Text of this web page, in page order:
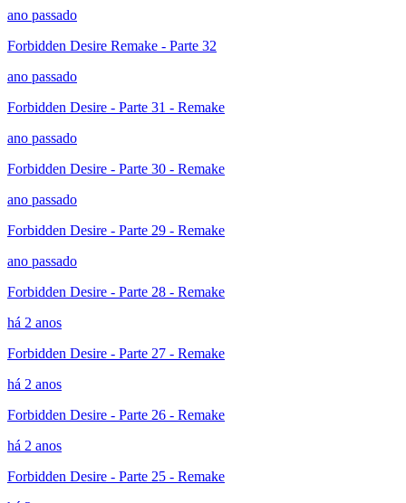
ano passado
Forbidden Desire Remake - Parte 32
ano passado
Forbidden Desire - Parte 31 - Remake
ano passado
Forbidden Desire - Parte 30 - Remake
ano passado
Forbidden Desire - Parte 29 - Remake
ano passado
Forbidden Desire - Parte 28 - Remake
há 2 anos
Forbidden Desire - Parte 27 - Remake
há 2 anos
Forbidden Desire - Parte 26 - Remake
há 2 anos
Forbidden Desire - Parte 25 - Remake